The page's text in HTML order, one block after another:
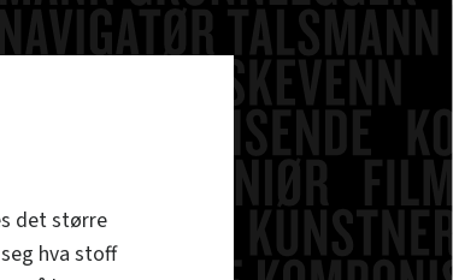
det større
hva stoff